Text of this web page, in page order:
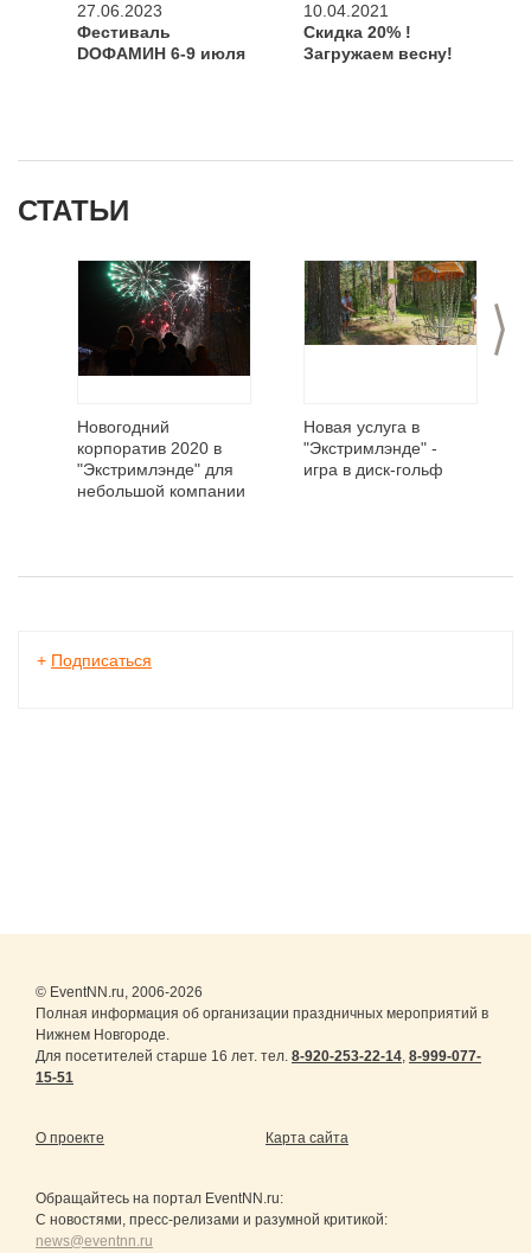
27.06.2023
Фестиваль
DOФАМИН 6-9 июля
10.04.2021
Скидка 20% !
Загружаем весну!
СТАТЬИ
>
Новогодний
корпоратив 2020 в
"Экстримлэнде" для
небольшой компании
Новая услуга в
"Экстримлэнде" -
игра в диск-гольф
+ Подписаться
© EventNN.ru, 2006-2026
Полная информация об организации праздничных мероприятий в
Нижнем Новгороде.
Для посетителей старше 16 лет. тел. 8-920-253-22-14, 8-999-077-
15-51
О проекте Карта сайта
Обращайтесь на портал EventNN.ru:
С новостями, пресс-релизами и разумной критикой:
news@eventnn.ru